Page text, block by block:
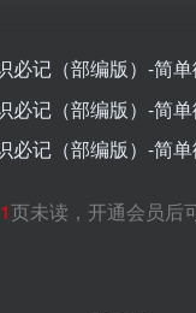
1页未读，开通会员后